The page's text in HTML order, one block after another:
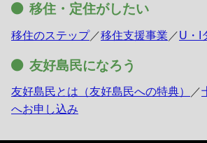
移住・定住がしたい
移住のステップ／移住支援事業 ／U・I
友好島民になろう
友好島民とは（友好島民への特典） ／
へお申し込み